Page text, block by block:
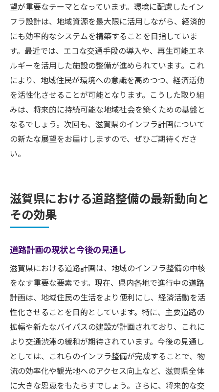
望が重要なテーマとなっています。環境に配慮したイン
フラ設計は、地域資源を最大限に活用しながら、経済的
にも効率的なシステムを構築することを目指していま
す。最近では、エコな交通手段の導入や、再生可能エネ
ルギーを活用した施設の整備が進められています。これ
により、地域住民が環境への意識を高めつつ、経済活動
を活性化させることが可能となります。こうした取り組
みは、将来的に持続可能な地域社会を築くための基盤と
なるでしょう。次回も、滋賀県のインフラ計画について
の新たな展望をお届けしますので、ぜひご期待くださ
い。
滋賀県における道路整備の最新動向と
その効果
道路計画の現状と今後の見通し
滋賀県における道路計画は、地域のインフラ整備の中核
をなす重要な要素です。現在、県内各地で進行中の道路
計画は、地域住民の生活をより便利にし、経済活動を活
性化させることを目的としています。特に、主要道路の
拡幅や新たなバイパスの建設が計画されており、これに
より交通渋滞の緩和が期待されています。今後の見通し
としては、これらのインフラ整備が完成することで、物
流の効率化や観光地へのアクセス向上など、滋賀県全体
に大きな恩恵をもたらすでしょう。さらに、将来的な交